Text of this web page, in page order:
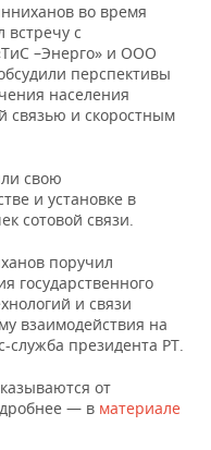
во время
встречу с
–Энерго» и ООО
перспективы
населения
связью и скоростным
свою
и установке в
сотовой связи.
поручил
государственного
и связи
взаимодействия на
президента РТ.
от
— в материале